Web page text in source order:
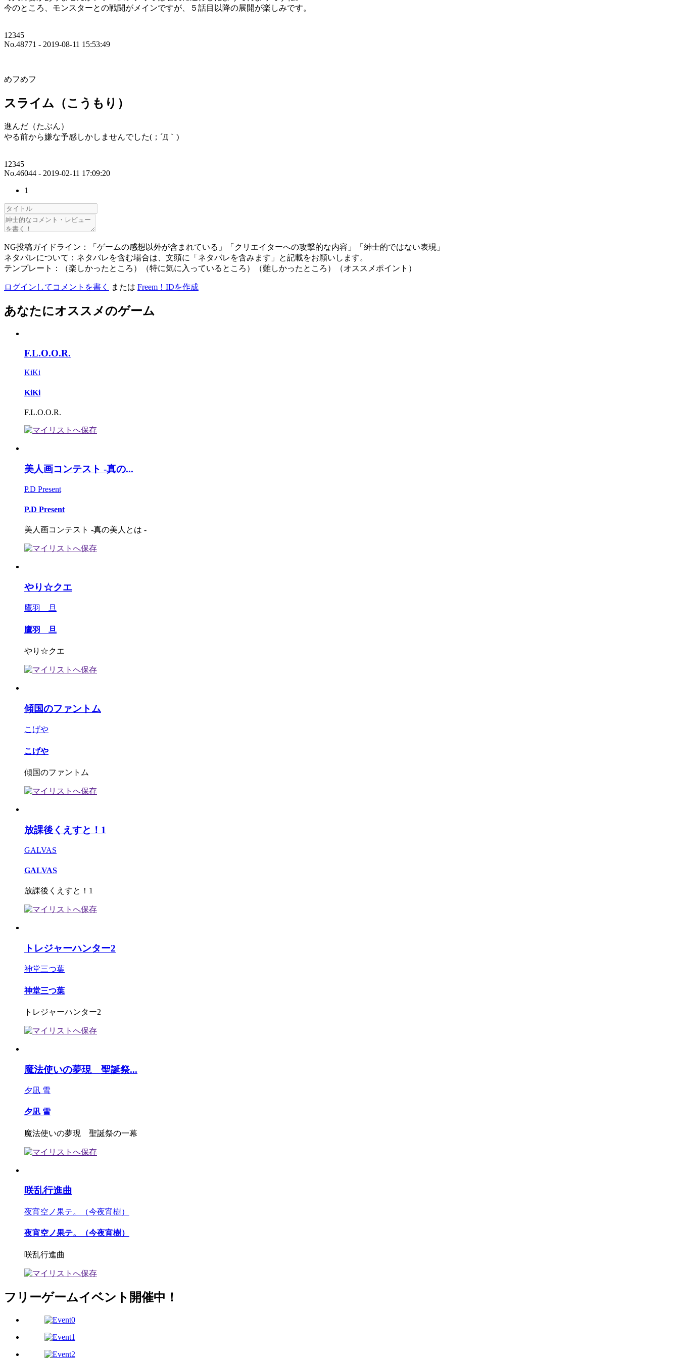
今のところ、モンスターとの戦闘がメインですが、５話目以降の展開が楽しみです。
12345
No.48771 - 2019-08-11 15:53:49
めフめフ
スライム（こうもり）
進んだ（たぶん）
やる前から嫌な予感しかしませんでした(；´Д｀)
12345
No.46044 - 2019-02-11 17:09:20
1
NG投稿ガイドライン：「ゲームの感想以外が含まれている」「クリエイターへの攻撃的な内容」「紳士的ではない表現」
ネタバレについて：ネタバレを含む場合は、文頭に「ネタバレを含みます」と記載をお願いします。
テンプレート：（楽しかったところ）（特に気に入っているところ）（難しかったところ）（オススメポイント）
ログインしてコメントを書く または Freem！IDを作成
あなたにオススメのゲーム
F.L.O.O.R.
KiKi
KiKi
F.L.O.O.R.
美人画コンテスト -真の...
P.D Present
P.D Present
美人画コンテスト -真の美人とは -
やり☆クエ
鷹羽 旦
鷹羽 旦
やり☆クエ
傾国のファントム
こげや
こげや
傾国のファントム
放課後くえすと！1
GALVAS
GALVAS
放課後くえすと！1
トレジャーハンター2
神堂三つ葉
神堂三つ葉
トレジャーハンター2
魔法使いの夢現 聖誕祭...
夕凪 雪
夕凪 雪
魔法使いの夢現 聖誕祭の一幕
咲乱行進曲
夜宵空ノ果テ。（今夜宵樹）
夜宵空ノ果テ。（今夜宵樹）
咲乱行進曲
フリーゲームイベント開催中！